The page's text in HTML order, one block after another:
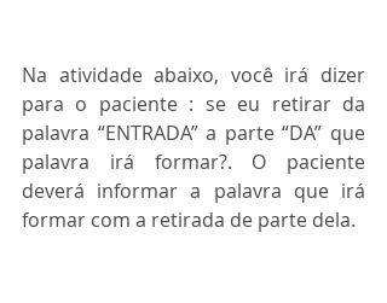
Na atividade abaixo, você irá dizer
para o paciente : se eu retirar da
palavra “ENTRADA” a parte “DA” que
palavra irá formar?. O paciente
deverá informar a palavra que irá
formar com a retirada de parte dela.